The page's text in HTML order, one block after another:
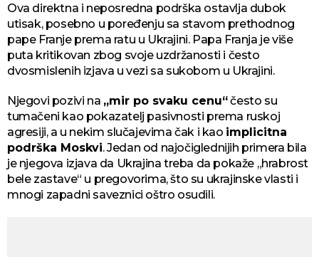
Ova direktna i neposredna podrška ostavlja dubok
utisak, posebno u poređenju sa stavom prethodnog
pape Franje prema ratu u Ukrajini. Papa Franja je više
puta kritikovan zbog svoje uzdržanosti i često
dvosmislenih izjava u vezi sa sukobom u Ukrajini.
Njegovi pozivi na „mir po svaku cenu“često su
tumačeni kao pokazatelj pasivnosti prema ruskoj
agresiji, a u nekim slučajevima čak i kao implicitna
podrška Moskvi. Jedan od najočiglednijih primera bila
je njegova izjava da Ukrajina treba da pokaže „hrabrost
bele zastave“ u pregovorima, što su ukrajinske vlasti i
mnogi zapadni saveznici oštro osudili.